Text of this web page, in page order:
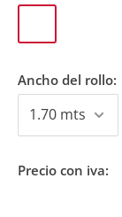
Ancho del rollo:
Precio con iva: